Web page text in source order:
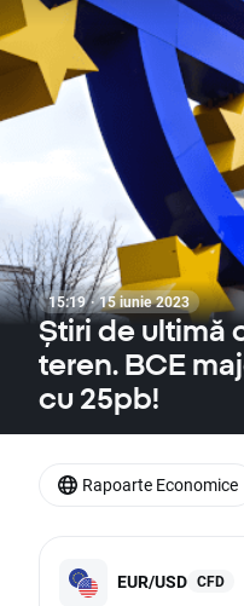
15:19 · 15 iunie 2023
Știri de ultimă
teren. BCE
cu 25pb!
EUR/USD CFD
Rapoarte Economice